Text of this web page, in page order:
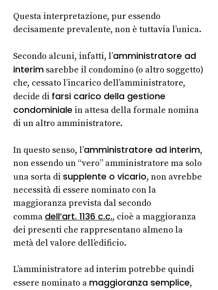
Questa interpretazione, pur essendo
decisamente prevalente, non è tuttavia l’unica.
Secondo alcuni, infatti, l’amministratore ad
interimsarebbe il condomino (o altro soggetto)
che, cessato l’incarico dell’amministratore,
decide di farsi carico della gestione
condominiale in attesa della formale nomina
di un altro amministratore.
In questo senso, l’amministratore ad interim,
non essendo un “vero” amministratore ma solo
una sorta di supplente o vicario, non avrebbe
necessità di essere nominato con la
maggioranza prevista dal secondo
comma dell’art. 1136 c.c., cioè a maggioranza
dei presenti che rappresentano almeno la
metà del valore dell’edificio.
L’amministratore ad interim potrebbe quindi
essere nominato a maggioranza semplice,